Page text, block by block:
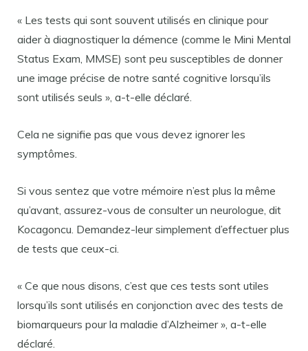
« Les tests qui sont souvent utilisés en clinique pour
aider à diagnostiquer la démence (comme le Mini Mental
Status Exam, MMSE) sont peu susceptibles de donner
une image précise de notre santé cognitive lorsqu’ils
sont utilisés seuls », a-t-elle déclaré.
Cela ne signifie pas que vous devez ignorer les
symptômes.
Si vous sentez que votre mémoire n’est plus la même
qu’avant, assurez-vous de consulter un neurologue, dit
Kocagoncu. Demandez-leur simplement d’effectuer plus
de tests que ceux-ci.
« Ce que nous disons, c’est que ces tests sont utiles
lorsqu’ils sont utilisés en conjonction avec des tests de
biomarqueurs pour la maladie d’Alzheimer », a-t-elle
déclaré.